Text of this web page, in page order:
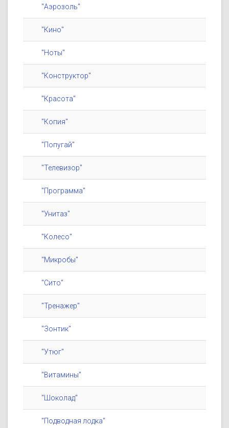
"Аэрозоль"
"Кино"
"Ноты"
"Конструктор"
"Красота"
"Копия"
"Попугай"
"Телевизор"
"Программа"
"Унитаз"
"Колесо"
"Микробы"
"Сито"
"Тренажер"
"Зонтик"
"Утюг"
"Витамины"
"Шоколад"
"Подводная лодка"